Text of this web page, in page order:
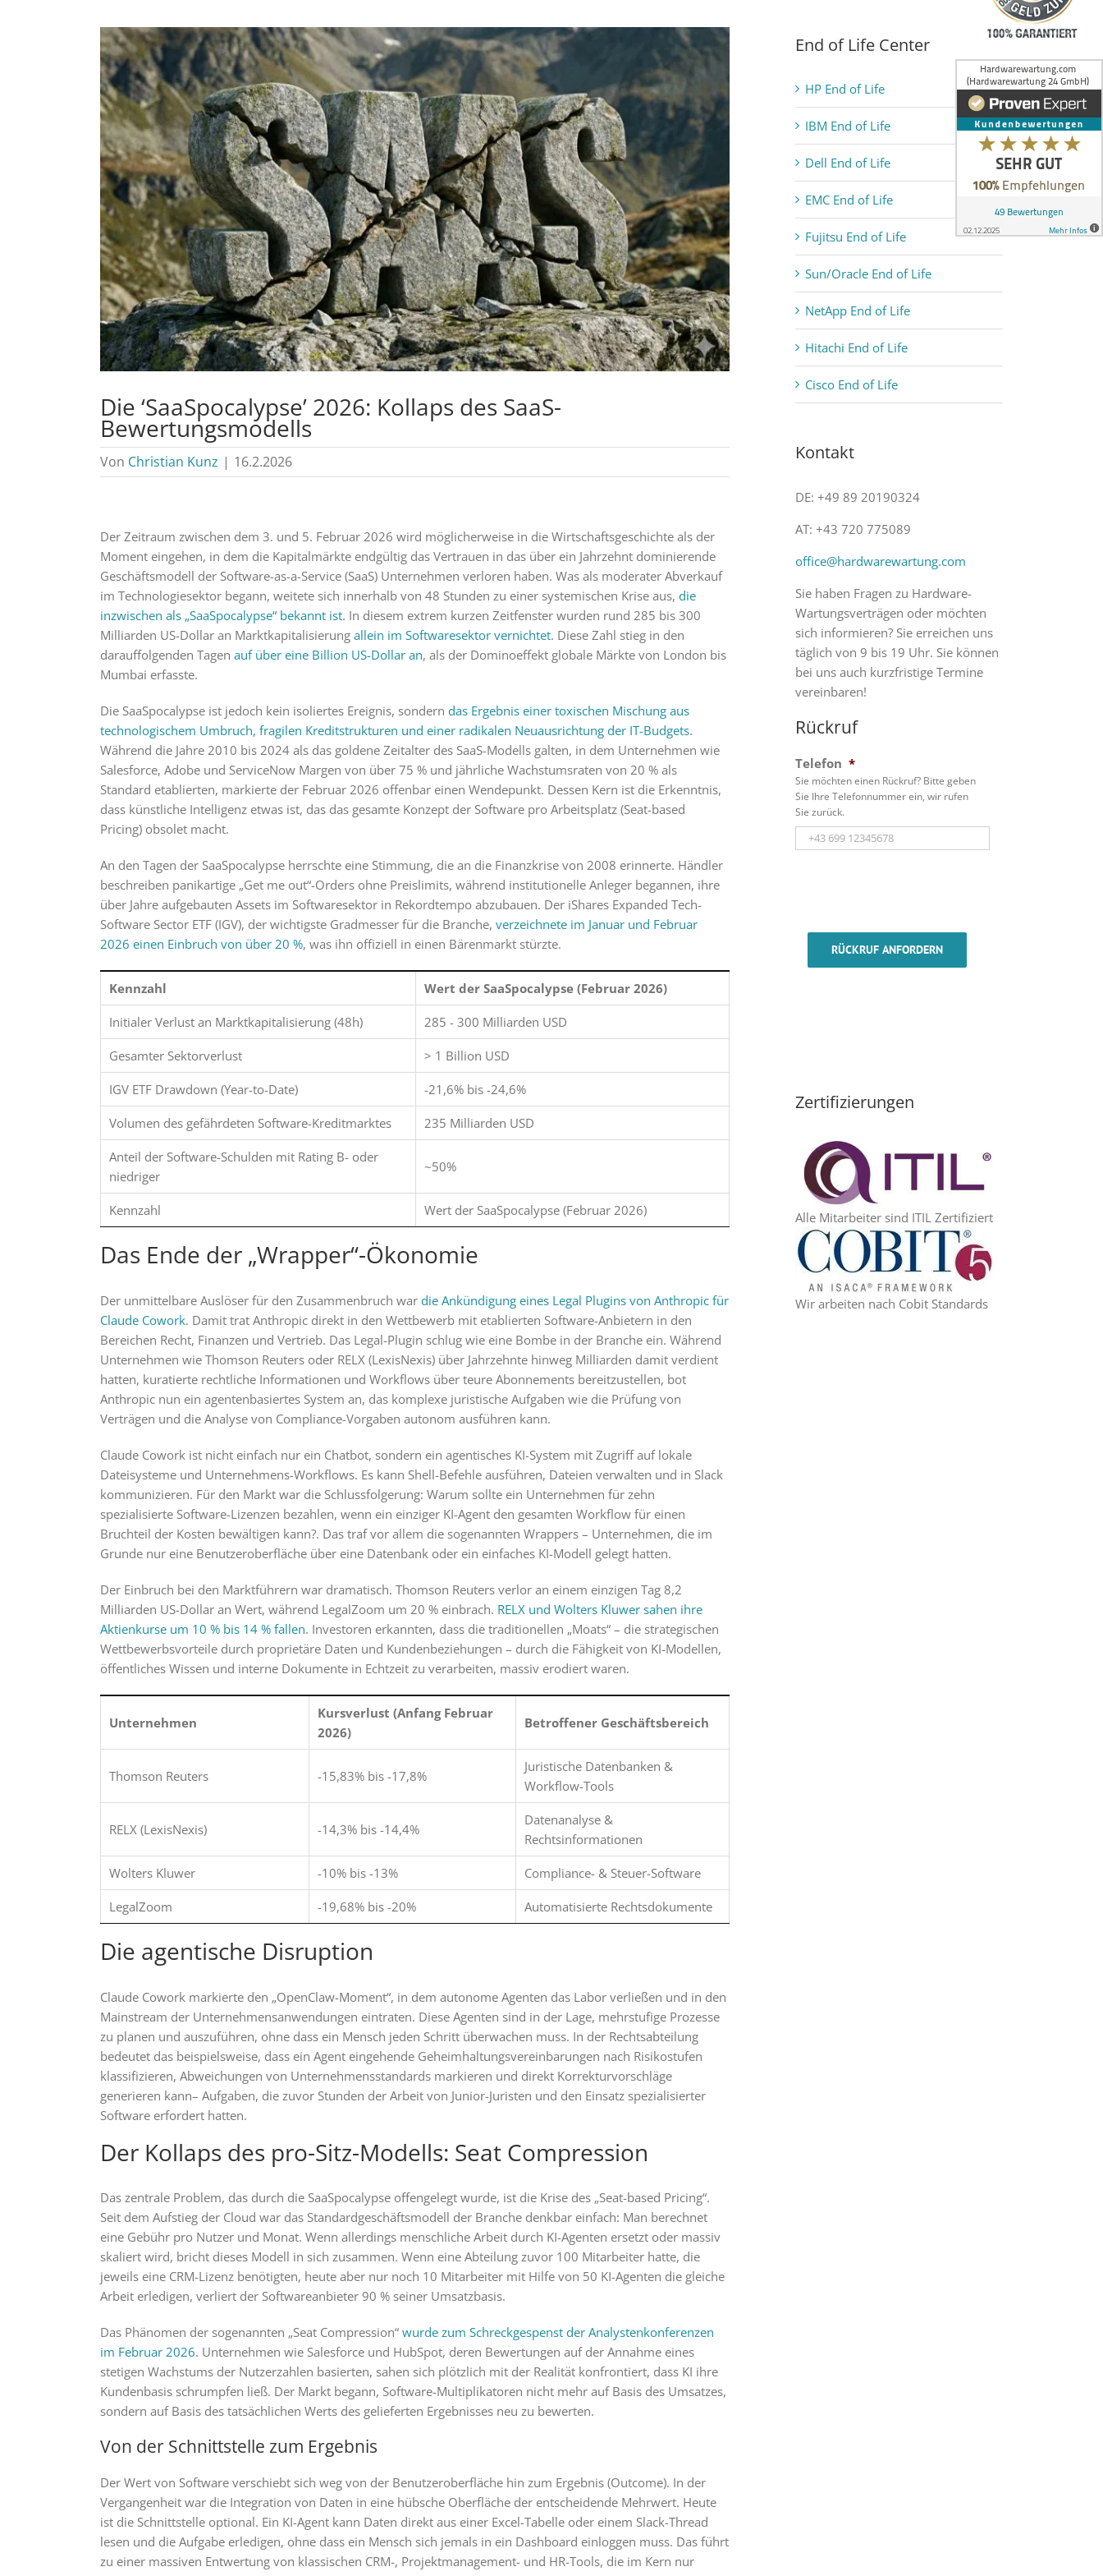
Die ‘SaaSpocalypse’ 2026: Kollaps des SaaS-
Bewertungsmodells
Von Christian Kunz | 16.2.2026
Der Zeitraum zwischen dem 3. und 5. Februar 2026 wird möglicherweise in die Wirtschaftsgeschichte als der
Moment eingehen, in dem die Kapitalmärkte endgültig das Vertrauen in das über ein Jahrzehnt dominierende
Geschäftsmodell der Software-as-a-Service (SaaS) Unternehmen verloren haben. Was als moderater Abverkauf
im Technologiesektor begann, weitete sich innerhalb von 48 Stunden zu einer systemischen Krise aus, die
inzwischen als „SaaSpocalypse“ bekannt ist. In diesem extrem kurzen Zeitfenster wurden rund 285 bis 300
Milliarden US-Dollar an Marktkapitalisierung allein im Softwaresektor vernichtet. Diese Zahl stieg in den
darauffolgenden Tagen auf über eine Billion US-Dollar an, als der Dominoeffekt globale Märkte von London bis
Mumbai erfasste.
Die SaaSpocalypse ist jedoch kein isoliertes Ereignis, sondern das Ergebnis einer toxischen Mischung aus
technologischem Umbruch, fragilen Kreditstrukturen und einer radikalen Neuausrichtung der IT-Budgets.
Während die Jahre 2010 bis 2024 als das goldene Zeitalter des SaaS-Modells galten, in dem Unternehmen wie
Salesforce, Adobe und ServiceNow Margen von über 75 % und jährliche Wachstumsraten von 20 % als
Standard etablierten, markierte der Februar 2026 offenbar einen Wendepunkt. Dessen Kern ist die Erkenntnis,
dass künstliche Intelligenz etwas ist, das das gesamte Konzept der Software pro Arbeitsplatz (Seat-based
Pricing) obsolet macht.
An den Tagen der SaaSpocalypse herrschte eine Stimmung, die an die Finanzkrise von 2008 erinnerte. Händler
beschreiben panikartige „Get me out“-Orders ohne Preislimits, während institutionelle Anleger begannen, ihre
über Jahre aufgebauten Assets im Softwaresektor in Rekordtempo abzubauen. Der iShares Expanded Tech-
Software Sector ETF (IGV), der wichtigste Gradmesser für die Branche, verzeichnete im Januar und Februar
2026 einen Einbruch von über 20 %, was ihn offiziell in einen Bärenmarkt stürzte.
Kennzahl Wert der SaaSpocalypse (Februar 2026)
Initialer Verlust an Marktkapitalisierung (48h) 285 - 300 Milliarden USD
Gesamter Sektorverlust > 1 Billion USD
IGV ETF Drawdown (Year-to-Date) -21,6% bis -24,6%
Volumen des gefährdeten Software-Kreditmarktes 235 Milliarden USD
Anteil der Software-Schulden mit Rating B- oder
niedriger
~50%
Kennzahl Wert der SaaSpocalypse (Februar 2026)
Das Ende der „Wrapper“-Ökonomie
Der unmittelbare Auslöser für den Zusammenbruch war die Ankündigung eines Legal Plugins von Anthropic für
Claude Cowork. Damit trat Anthropic direkt in den Wettbewerb mit etablierten Software-Anbietern in den
Bereichen Recht, Finanzen und Vertrieb. Das Legal-Plugin schlug wie eine Bombe in der Branche ein. Während
Unternehmen wie Thomson Reuters oder RELX (LexisNexis) über Jahrzehnte hinweg Milliarden damit verdient
hatten, kuratierte rechtliche Informationen und Workflows über teure Abonnements bereitzustellen, bot
Anthropic nun ein agentenbasiertes System an, das komplexe juristische Aufgaben wie die Prüfung von
Verträgen und die Analyse von Compliance-Vorgaben autonom ausführen kann.
Claude Cowork ist nicht einfach nur ein Chatbot, sondern ein agentisches KI-System mit Zugriff auf lokale
Dateisysteme und Unternehmens-Workflows. Es kann Shell-Befehle ausführen, Dateien verwalten und in Slack
kommunizieren. Für den Markt war die Schlussfolgerung: Warum sollte ein Unternehmen für zehn
spezialisierte Software-Lizenzen bezahlen, wenn ein einziger KI-Agent den gesamten Workflow für einen
Bruchteil der Kosten bewältigen kann?. Das traf vor allem die sogenannten Wrappers – Unternehmen, die im
Grunde nur eine Benutzeroberfläche über eine Datenbank oder ein einfaches KI-Modell gelegt hatten.
Der Einbruch bei den Marktführern war dramatisch. Thomson Reuters verlor an einem einzigen Tag 8,2
Milliarden US-Dollar an Wert, während LegalZoom um 20 % einbrach. RELX und Wolters Kluwer sahen ihre
Aktienkurse um 10 % bis 14 % fallen. Investoren erkannten, dass die traditionellen „Moats“ – die strategischen
Wettbewerbsvorteile durch proprietäre Daten und Kundenbeziehungen – durch die Fähigkeit von KI-Modellen,
öffentliches Wissen und interne Dokumente in Echtzeit zu verarbeiten, massiv erodiert waren.
Unternehmen
Kursverlust (Anfang Februar
2026)
Betroffener Geschäftsbereich
Thomson Reuters -15,83% bis -17,8%
Juristische Datenbanken &
Workflow-Tools
RELX (LexisNexis) -14,3% bis -14,4%
Datenanalyse &
Rechtsinformationen
Wolters Kluwer -10% bis -13% Compliance- & Steuer-Software
LegalZoom -19,68% bis -20% Automatisierte Rechtsdokumente
Die agentische Disruption
Claude Cowork markierte den „OpenClaw-Moment“, in dem autonome Agenten das Labor verließen und in den
Mainstream der Unternehmensanwendungen eintraten. Diese Agenten sind in der Lage, mehrstufige Prozesse
zu planen und auszuführen, ohne dass ein Mensch jeden Schritt überwachen muss. In der Rechtsabteilung
bedeutet das beispielsweise, dass ein Agent eingehende Geheimhaltungsvereinbarungen nach Risikostufen
klassifizieren, Abweichungen von Unternehmensstandards markieren und direkt Korrekturvorschläge
generieren kann– Aufgaben, die zuvor Stunden der Arbeit von Junior-Juristen und den Einsatz spezialisierter
Software erfordert hatten.
Der Kollaps des pro-Sitz-Modells: Seat Compression
Das zentrale Problem, das durch die SaaSpocalypse offengelegt wurde, ist die Krise des „Seat-based Pricing“.
Seit dem Aufstieg der Cloud war das Standardgeschäftsmodell der Branche denkbar einfach: Man berechnet
eine Gebühr pro Nutzer und Monat. Wenn allerdings menschliche Arbeit durch KI-Agenten ersetzt oder massiv
skaliert wird, bricht dieses Modell in sich zusammen. Wenn eine Abteilung zuvor 100 Mitarbeiter hatte, die
jeweils eine CRM-Lizenz benötigten, heute aber nur noch 10 Mitarbeiter mit Hilfe von 50 KI-Agenten die gleiche
Arbeit erledigen, verliert der Softwareanbieter 90 % seiner Umsatzbasis.
Das Phänomen der sogenannten „Seat Compression“wurde zum Schreckgespenst der Analystenkonferenzen
im Februar 2026. Unternehmen wie Salesforce und HubSpot, deren Bewertungen auf der Annahme eines
stetigen Wachstums der Nutzerzahlen basierten, sahen sich plötzlich mit der Realität konfrontiert, dass KI ihre
Kundenbasis schrumpfen ließ. Der Markt begann, Software-Multiplikatoren nicht mehr auf Basis des Umsatzes,
sondern auf Basis des tatsächlichen Werts des gelieferten Ergebnisses neu zu bewerten.
Von der Schnittstelle zum Ergebnis
Der Wert von Software verschiebt sich weg von der Benutzeroberfläche hin zum Ergebnis (Outcome). In der
Vergangenheit war die Integration von Daten in eine hübsche Oberfläche der entscheidende Mehrwert. Heute
ist die Schnittstelle optional. Ein KI-Agent kann Daten direkt aus einer Excel-Tabelle oder einem Slack-Thread
lesen und die Aufgabe erledigen, ohne dass ein Mensch sich jemals in ein Dashboard einloggen muss. Das führt
zu einer massiven Entwertung von klassischen CRM-, Projektmanagement- und HR-Tools, die im Kern nur
End of Life Center
HP End of Life
IBM End of Life
Dell End of Life
EMC End of Life
Fujitsu End of Life
Sun/Oracle End of Life
NetApp End of Life
Hitachi End of Life
Cisco End of Life
Kontakt
DE: +49 89 20190324
AT: +43 720 775089
office@hardwarewartung.com
Sie haben Fragen zu Hardware-
Wartungsverträgen oder möchten
sich informieren? Sie erreichen uns
täglich von 9 bis 19 Uhr. Sie können
bei uns auch kurzfristige Termine
vereinbaren!
Rückruf
Telefon *
Sie möchten einen Rückruf? Bitte geben
Sie Ihre Telefonnummer ein, wir rufen
Sie zurück.
RÜCKRUF ANFORDERN
Zertifizierungen
Alle Mitarbeiter sind ITIL Zertifiziert
Wir arbeiten nach Cobit Standards